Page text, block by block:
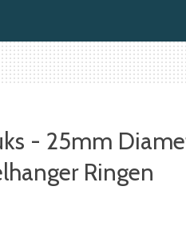
- 25mm
Ringen